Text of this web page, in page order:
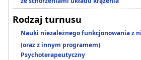
Rodzaj turnusu
Nauki niezależnego funkcjonowania z
(oraz z innym programem)
Psychoterapeutyczny